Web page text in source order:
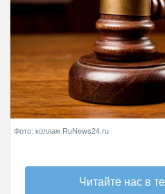
Фото: коллаж RuNews24.ru
Читайте нас в